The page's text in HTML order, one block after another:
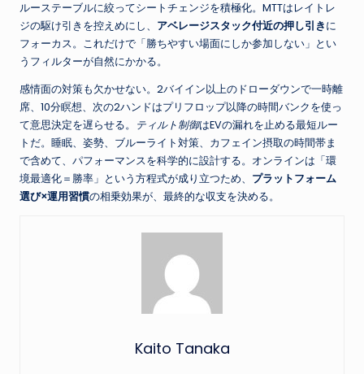
ルーステーブルに絞ってシートチェンジを積極化。MTTはレイトレ
ジの駆け引きを控えめにし、 アベレージスタック付近の押し引きに
フォーカス。これだけで「勝ちやすい場面にしか参加しない」とい
うフィルターが自然にかかる。
感情面の対策も欠かせない。2バイイン以上のドローダウンで一時離
席、10分瞑想、次の2ハンドはプリフロップ以降の時間バンクを使っ
て意思決定を遅らせる。
ティルト制御はEVの漏れを止める最短ルー
トだ。睡眠、姿勢、ブルーライト対策、カフェイン摂取の時間帯ま
で含めて、パフォーマンスを科学的に設計する。オンラインは「環
境最適化＝勝率」という方程式が成り立つため、 プラットフォーム
選び×運用習慣の相乗効果が、最終的な収支を決める。
Kaito Tanaka